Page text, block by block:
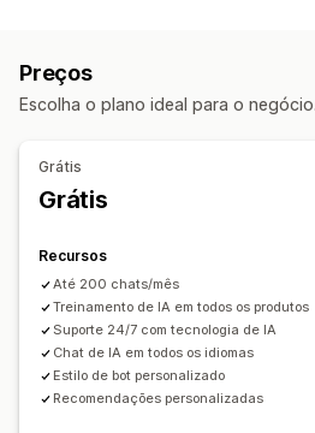
Notificações push
Rastreamento de comportamento
Respostas automatizadas
Verificação de pagamento em
Descontos
Perguntas frequentes
Recomendações de produtos
Solicitações de avaliação Alertas
Atualizações de pedidos
Enviar transcrição
Upsell na página do produto
Página de agradecimento de upsell
CSS personalizado
Em várias moedas
Ofertas e recomendações
Brindes
Frete grátis
Recomendações de produtos
Produtos frequentemente
Descontos por volume
Descontos
Preços
Escolha o plano ideal para o negócio.
Grátis
Grátis
Recursos
Até 200 chats/mês
Treinamento de IA em todos os produtos
Suporte 24/7 com tecnologia de IA
Chat de IA em todos os idiomas
Estilo de bot personalizado
Recomendações personalizadas